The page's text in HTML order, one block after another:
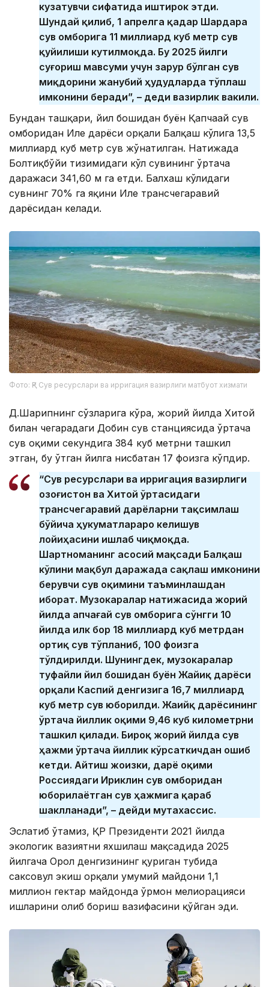
кузатувчи сифатида иштирок этди.
Шундай қилиб, 1 апрелга қадар Шардара
сув омборига 11 миллиард куб метр сув
қуйилиши кутилмоқда. Бу 2025 йилги
суғориш мавсуми учун зарур бўлган сув
миқдорини жанубий ҳудудларда тўплаш
имконини беради”, – деди вазирлик вакили.
Бундан ташқари, йил бошидан буён Қапчағай сув
омборидан Иле дарёси орқали Балқаш кўлига 13,5
миллиард куб метр сув жўнатилган. Натижада
Болтиқбўйи тизимидаги кўл сувининг ўртача
даражаси 341,60 м га етди. Балхаш кўлидаги
сувнинг 70% га яқини Иле трансчегаравий
дарёсидан келади.
Фото: ҚР Сув ресурслари ва ирригация вазирлиги матбуот хизмати
Д.Шарипнинг сўзларига кўра, жорий йилда Хитой
билан чегарадаги Добин сув станциясида ўртача
сув оқими секундига 384 куб метрни ташкил
этган, бу ўтган йилга нисбатан 17 фоизга кўпдир.
“Сув ресурслари ва ирригация вазирлиги
Қозоғистон ва Хитой ўртасидаги
трансчегаравий дарёларни тақсимлаш
бўйича ҳукуматлараро келишув
лойиҳасини ишлаб чиқмоқда.
Шартноманинг асосий мақсади Балқаш
кўлини мақбул даражада сақлаш имконини
берувчи сув оқимини таъминлашдан
иборат. Музокаралар натижасида жорий
йилда Қапчағай сув омборига сўнгги 10
йилда илк бор 18 миллиард куб метрдан
ортиқ сув тўпланиб, 100 фоизга
тўлдирилди. Шунингдек, музокаралар
туфайли йил бошидан буён Жайиқ дарёси
орқали Каспий денгизига 16,7 миллиард
куб метр сув юборилди. Жаийқ дарёсининг
ўртача йиллик оқими 9,46 куб километрни
ташкил қилади. Бироқ жорий йилда сув
ҳажми ўртача йиллик кўрсаткичдан ошиб
кетди. Айтиш жоизки, дарё оқими
Россиядаги Ириклин сув омборидан
юборилаётган сув ҳажмига қараб
шаклланади”, – дейди мутахассис.
Эслатиб ўтамиз, ҚР Президенти 2021 йилда
экологик вазиятни яхшилаш мақсадида 2025
йилгача Орол денгизининг қуриган тубида
саксовул экиш орқали умумий майдони 1,1
миллион гектар майдонда ўрмон мелиорацияси
ишларини олиб бориш вазифасини қўйган эди.